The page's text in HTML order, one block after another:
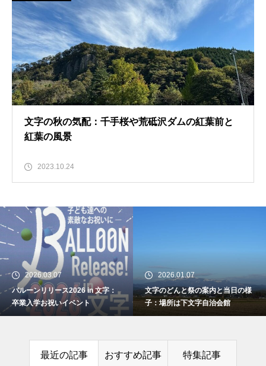
文字の秋の気配：千手桜や荒砥沢ダムの紅葉前と
紅葉の風景
2023.10.24
2026.03.07
バルーンリリース2026 in 文字：
卒業入学お祝いイベント
2026.01.07
文字のどんと祭の案内と当日の様
子：場所は下文字自治会館
最近の記事 おすすめ記事 特集記事
バルーンリリース2026 in 文字：
卒業入学お祝いイベント
文字のどんと祭の案内と当日の
様子：場所は下文字自治会館
栗原市で田舎体験｜「民泊 藍の